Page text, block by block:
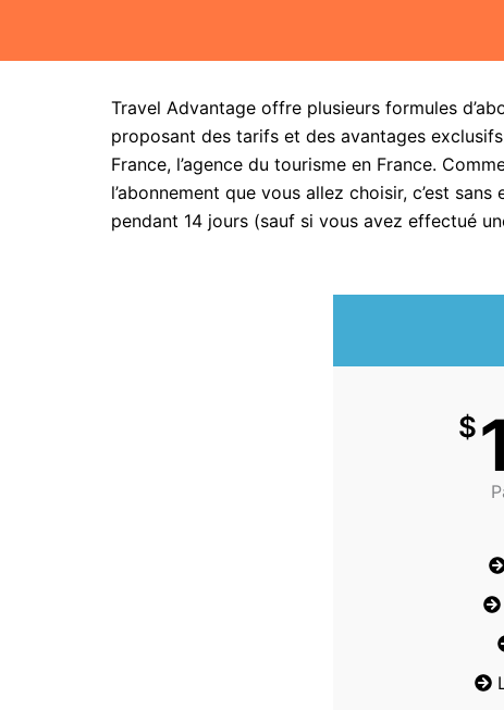
Travel Advantage offre plusieurs formules
proposant des tarifs et des avantages
France, l’agence du tourisme en France.
l’abonnement que vous allez choisir, c’est
pendant 14 jours (sauf si vous avez effectué
$